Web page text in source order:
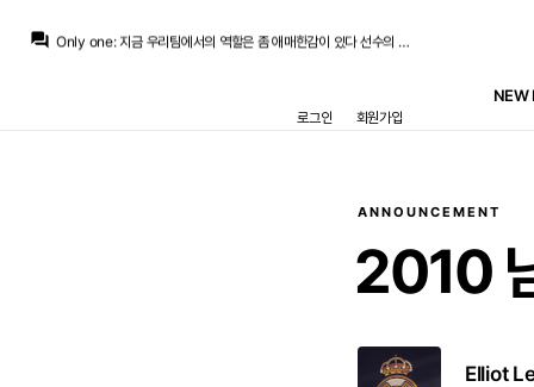
question_answer Only one: 지금 우리팀에서의 역할은 좀 애매한감이 있다 선수의 장점이 드러내기 어려운..
NEW
로그인 회원가입
ANNOUNCEMENT
2010
Elliot